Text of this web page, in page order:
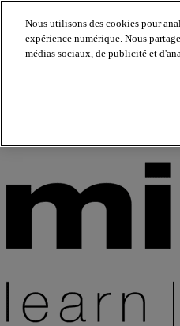
About us
Nous utilisons des cookies pour
expérience numérique. Nous
médias sociaux, de publicité et